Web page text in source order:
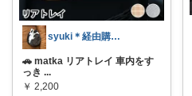
syuki＊経由購入感謝です🫶
🚗 matka リアトレイ 車内をす
っき ...
￥ 2,200